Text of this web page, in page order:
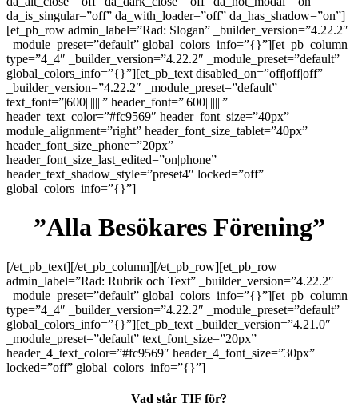
da_is_singular=”off” da_with_loader=”off” da_has_shadow=”on”]
[et_pb_row admin_label=”Rad: Slogan” _builder_version=”4.22.2″
_module_preset=”default” global_colors_info=”{}”][et_pb_column
type=”4_4″ _builder_version=”4.22.2″ _module_preset=”default”
global_colors_info=”{}”][et_pb_text disabled_on=”off|off|off”
_builder_version=”4.22.2″ _module_preset=”default”
text_font=”|600|||||||” header_font=”|600|||||||”
header_text_color=”#fc9569″ header_font_size=”40px”
module_alignment=”right” header_font_size_tablet=”40px”
header_font_size_phone=”20px”
header_font_size_last_edited=”on|phone”
header_text_shadow_style=”preset4″ locked=”off”
global_colors_info=”{}”]
”Alla Besökares Förening”
[/et_pb_text][/et_pb_column][/et_pb_row][et_pb_row
admin_label=”Rad: Rubrik och Text” _builder_version=”4.22.2″
_module_preset=”default” global_colors_info=”{}”][et_pb_column
type=”4_4″ _builder_version=”4.22.2″ _module_preset=”default”
global_colors_info=”{}”][et_pb_text _builder_version=”4.21.0″
_module_preset=”default” text_font_size=”20px”
header_4_text_color=”#fc9569″ header_4_font_size=”30px”
locked=”off” global_colors_info=”{}”]
Vad står TIF för?